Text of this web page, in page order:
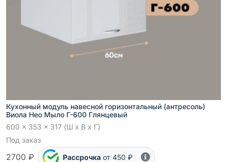
Кухонный модуль навесной горизонтальный (антресоль)
Виола Нео Мыло Г-600 Глянцевый
600 x 353 x 317 (Ш x В x Г)
Под заказ
2700 ₽ Рассрочка от 450 ₽